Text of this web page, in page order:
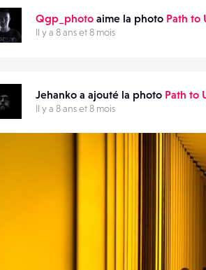
Qgp_photo aime la photo Path to
Il y a 8 ans et 8 mois
Jehanko a ajouté la photo Path to
Il y a 8 ans et 8 mois